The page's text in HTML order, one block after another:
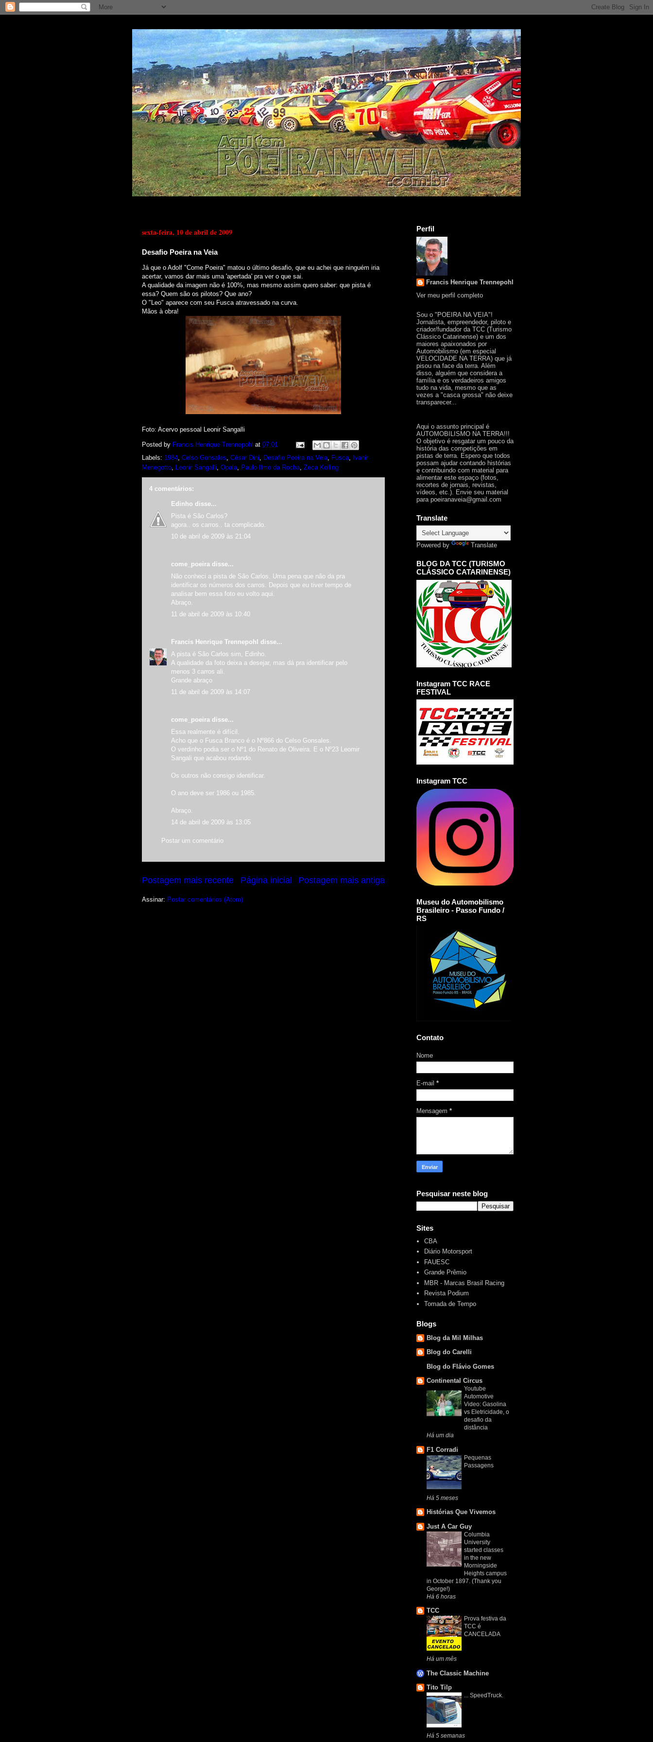
sexta-feira, 10 de abril de 2009
Desafio Poeira na Veia
Já que o Adolf "Come Poeira" matou o último desafio, que eu achei que ninguém iria
acertar, vamos dar mais uma 'apertada' pra ver o que sai.
A qualidade da imagem não é 100%, mas mesmo assim quero saber: que pista é
essa? Quem são os pilotos? Que ano?
O "Leo" aparece com seu Fusca atravessado na curva.
Mãos à obra!
Foto: Acervo pessoal Leonir Sangalli
Posted by Francis Henrique Trennepohl at 07:01
Labels: 1984, Celso Gonsales, César Dini, Desafio Poeira na Veia, Fusca, Ivanir
Menegotto, Leonir Sangalli, Opala, Paulo Ilmo da Rocha, Zeca Kolling
4 comentários:
Edinho disse...
Pista é São Carlos?
agora.. os carros.. ta complicado.
10 de abril de 2009 às 21:04
come_poeira disse...
Não conheci a pista de São Carlos. Uma pena que não da pra
identificar os números dos carros. Depois que eu tiver tempo de
analisar bem essa foto eu volto aqui.
Abraço.
11 de abril de 2009 às 10:40
Francis Henrique Trennepohl
disse...
A pista é São Carlos sim, Edinho.
A qualidade da foto deixa a desejar, mas dá pra identificar pelo
menos 3 carros ali.
Grande abraço
11 de abril de 2009 às 14:07
come_poeira disse...
Essa realmente é difícil.
Acho que o Fusca Branco é o Nº866 do Celso Gonsales.
O verdinho podia ser o Nº1 do Renato de Oliveira. E o Nº23 Leomir
Sangali que acabou rodando.
Os outros não consigo identificar.
O ano deve ser 1986 ou 1985.
Abraço.
14 de abril de 2009 às 13:05
Postar um comentário
Postagem mais recente Postagem mais antiga
Página inicial
Assinar: Postar comentários (Atom)
Perfil
Francis Henrique Trennepohl
Ver meu perfil completo
Sou o "POEIRA NA VEIA"!
Jornalista, empreendedor, piloto e
criador/fundador da TCC (Turismo
Clássico Catarinense) e um dos
maiores apaixonados por
Automobilismo (em especial
VELOCIDADE NA TERRA) que já
pisou na face da terra. Além
disso, alguém que considera a
família e os verdadeiros amigos
tudo na vida, mesmo que as
vezes a "casca grossa" não deixe
transparecer...
Aqui o assunto principal é
AUTOMOBILISMO NA TERRA!!!
O objetivo é resgatar um pouco da
história das competições em
pistas de terra. Espero que todos
possam ajudar contando histórias
e contribuindo com material para
alimentar este espaço (fotos,
recortes de jornais, revistas,
vídeos, etc.). Envie seu material
para poeiranaveia@gmail.com
Translate
Powered by Translate
BLOG DA TCC (TURISMO
CLÁSSICO CATARINENSE)
Instagram TCC RACE
FESTIVAL
Instagram TCC
Museu do Automobilismo
Brasileiro - Passo Fundo /
RS
Contato
Nome
E-mail *
Mensagem *
Pesquisar neste blog
Sites
CBA
Diário Motorsport
FAUESC
Grande Prêmio
MBR - Marcas Brasil Racing
Revista Podium
Tomada de Tempo
Blogs
Blog da Mil Milhas
Blog do Carelli
Blog do Flávio Gomes
Continental Circus
Youtube
Automotive
Video: Gasolina
vs Eletricidade, o
desafio da
distância
Há um dia
F1 Corradi
Pequenas
Passagens
Há 5 meses
Histórias Que Vivemos
Just A Car Guy
Columbia
University
started classes
in the new
Morningside
Heights campus
in October 1897. (Thank you
George!)
Há 6 horas
TCC
Prova festiva da
TCC é
CANCELADA
Há um mês
The Classic Machine
Tito Tilp
... SpeedTruck.
Há 5 semanas